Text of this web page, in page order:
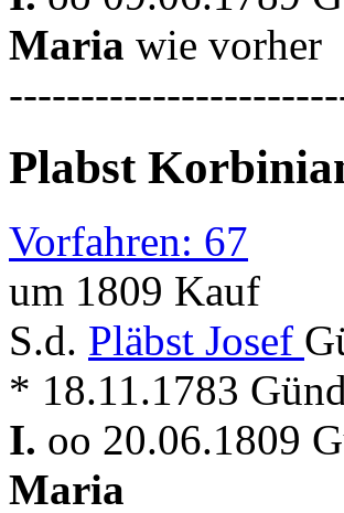
Maria wie vorher
Plabst
Vorfahren: 67
um 1809 Kauf
S.d. Pläbst Josef
* 18.11.1783
I. oo 20.06.1809
Maria